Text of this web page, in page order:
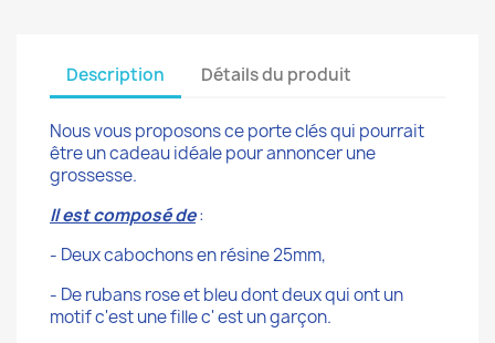
Description Détails du produit
Nous vous proposons ce porte clés qui pourrait
être un cadeau idéale pour annoncer une
grossesse.
Il est composé de:
- Deux cabochons en résine 25mm,
- De rubans rose et bleu dont deux qui ont un
motif c'est une fille c' est un garçon.